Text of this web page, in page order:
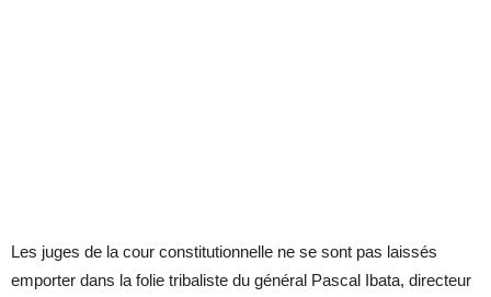
Les juges de la cour constitutionnelle ne se sont pas laissés
emporter dans la folie tribaliste du général Pascal Ibata, directeur